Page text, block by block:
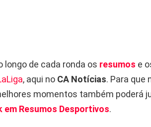
longo de cada ronda os resumos e
, aqui no CA Notícias. Para que
momentos também poderá
em Resumos Desportivos.